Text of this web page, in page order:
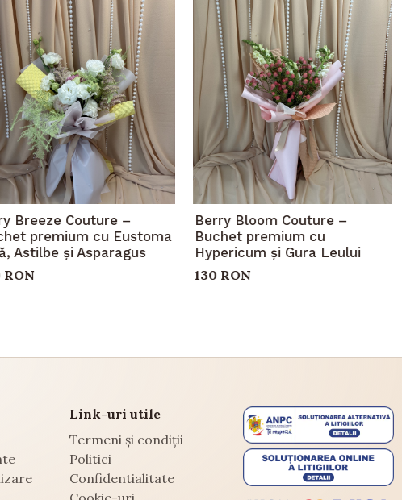
Breeze Couture –
premium cu Eustoma
Astilbe și Asparagus
RON
Berry Bloom Couture –
Buchet premium cu
Hypericum și Gura Leului
130 RON
Link-uri utile
Termeni și condiții
Politici
Confidentialitate